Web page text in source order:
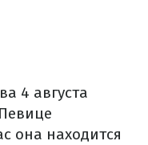
4 августа
она находится